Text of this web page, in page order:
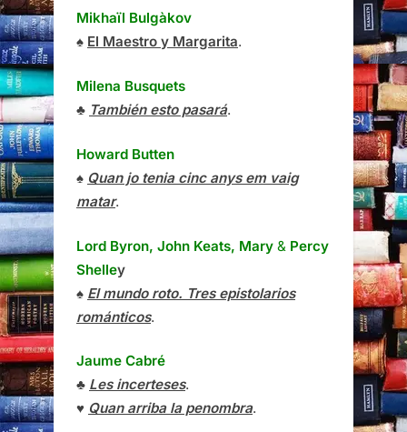
Mikhaïl Bulgàkov
♠ El Maestro y Margarita.
Milena Busquets
♣ También esto pasará.
Howard Butten
♠ Quan jo tenia cinc anys em vaig
matar.
Lord Byron, John Keats, Mary & Percy
Shelley
♠ El mundo roto. Tres epistolarios
románticos.
Jaume Cabré
♣ Les incerteses.
♥ Quan arriba la penombra.